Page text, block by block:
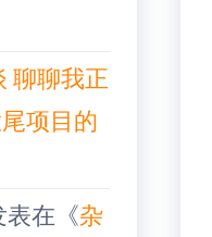
聊聊我正
项目的
表在《杂